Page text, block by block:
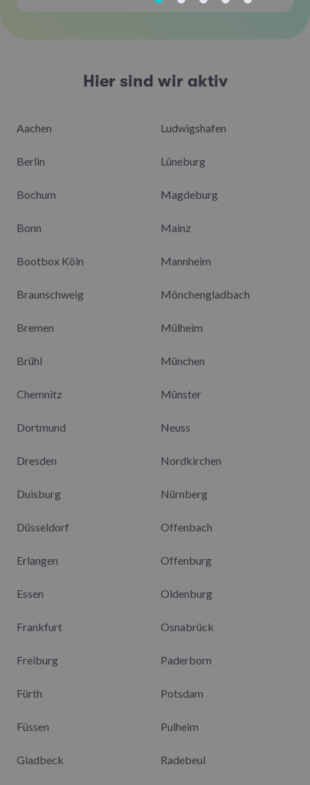
Hier sind wir aktiv
Aachen
Berlin
Bochum
Bonn
Bootbox Köln
Braunschweig
Bremen
Brühl
Chemnitz
Dortmund
Dresden
Duisburg
Düsseldorf
Erlangen
Essen
Frankfurt
Freiburg
Fürth
Füssen
Gladbeck
Ludwigshafen
Lüneburg
Magdeburg
Mainz
Mannheim
Mönchengladbach
Mülheim
München
Münster
Neuss
Nordkirchen
Nürnberg
Offenbach
Offenburg
Oldenburg
Osnabrück
Paderborn
Potsdam
Pulheim
Radebeul